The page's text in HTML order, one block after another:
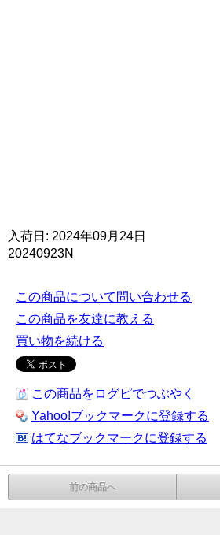
入荷日: 2024年09月24日
20240923N
この商品について問い合わせる
この商品を友達に教える
買い物を続ける
この商品をログピでつぶやく
Yahoo!ブックマークに登録する
はてなブックマークに登録する
前の商品へ